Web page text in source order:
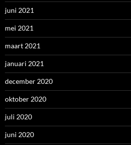
juni 2021
mei 2021
maart 2021
januari 2021
december 2020
oktober 2020
juli 2020
juni 2020